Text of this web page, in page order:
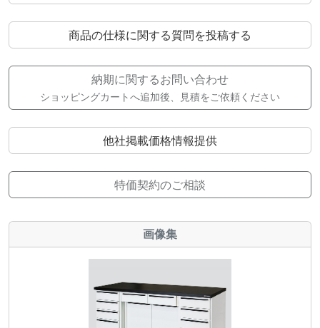
商品の仕様に関する質問を投稿する
納期に関するお問い合わせ
ショッピングカートへ追加後、見積をご依頼ください
他社掲載価格情報提供
特価契約のご相談
画像集